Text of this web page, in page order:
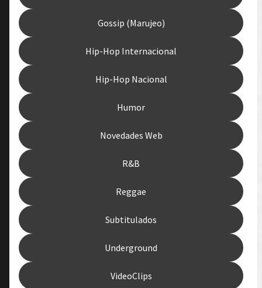
Gossip (Marujeo)
Hip-Hop Internacional
Hip-Hop Nacional
Humor
Novedades Web
R&B
Reggae
Subtitulados
Underground
VideoClips